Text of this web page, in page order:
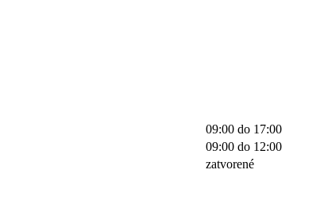
09:00 do 17:00
09:00 do 12:00
zatvorené